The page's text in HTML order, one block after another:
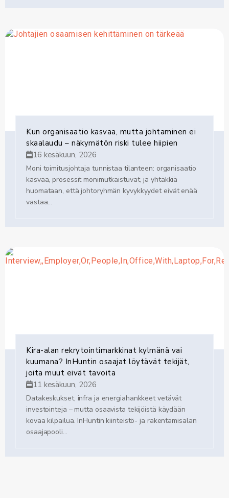
Kun organisaatio kasvaa, mutta johtaminen ei
skaalaudu – näkymätön riski tulee hiipien
16 kesäkuun, 2026
Moni toimitusjohtaja tunnistaa tilanteen: organisaatio
kasvaa, prosessit monimutkaistuvat, ja yhtäkkiä
huomataan, että johtoryhmän kyvykkyydet eivät enää
vastaa...
Kira-alan rekrytointimarkkinat kylmänä vai
kuumana? InHuntin osaajat löytävät tekijät,
joita muut eivät tavoita
11 kesäkuun, 2026
Datakeskukset, infra ja energiahankkeet vetävät
investointeja – mutta osaavista tekijöistä käydään
kovaa kilpailua. InHuntin kiinteistö- ja rakentamisalan
osaajapooli...